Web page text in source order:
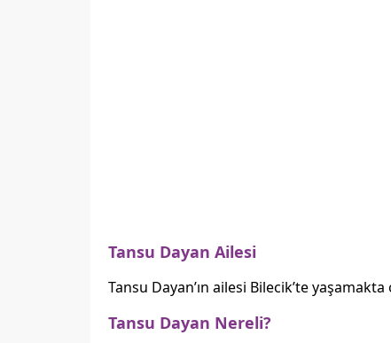
Tansu Dayan Ailesi
Tansu Dayan’ın ailesi Bilecik’te
Tansu Dayan Nereli?